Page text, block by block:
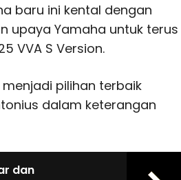
baru ini kental dengan
upaya Yamaha untuk terus
VVA S Version.
menjadi pilihan terbaik
dalam keterangan
dan